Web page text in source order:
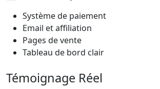
Système de paiement
Email et affiliation
Pages de vente
Tableau de bord clair
Témoignage Réel